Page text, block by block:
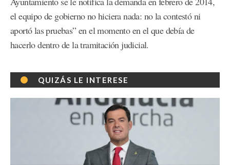
el equipo de gobierno no hiciera nada: no la contestó ni
aportó las pruebas” en el momento en el que debía de
hacerlo dentro de la tramitación judicial.
QUIZÁS LE INTERESE